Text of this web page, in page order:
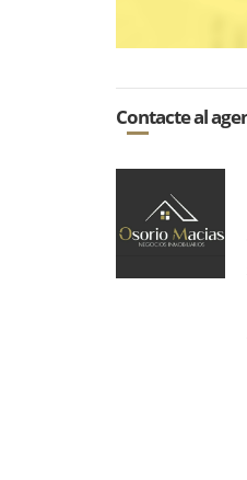
Contacte al